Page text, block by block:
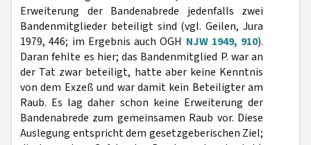
Erweiterung der Bandenabrede jedenfalls zwei
Bandenmitglieder beteiligt sind (vgl. Geilen, Jura
1979, 446; im Ergebnis auch OGH NJW 1949, 910).
Daran fehlte es hier; das Bandenmitglied P. war an
der Tat zwar beteiligt, hatte aber keine Kenntnis
von dem Exzeß und war damit kein Beteiligter am
Raub. Es lag daher schon keine Erweiterung der
Bandenabrede zum gemeinsamen Raub vor. Diese
Auslegung entspricht dem gesetzgeberischen Ziel;